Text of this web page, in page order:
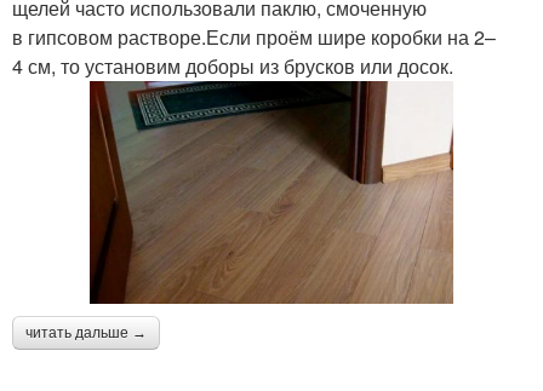
щелей часто использовали паклю, смоченную
в гипсовом растворе.Если проём шире коробки на 2–
4 см, то установим доборы из брусков или досок.
читать дальше →